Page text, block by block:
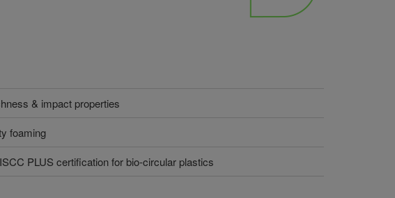
& impact properties
foaming
PLUS certification for bio-circular plastics